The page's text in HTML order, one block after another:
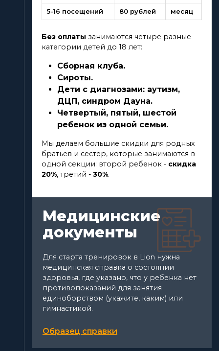
5-16 посещений 80 рублей месяц
Без оплаты занимаются четыре разные
категории детей до 18 лет:
Сборная клуба.
Сироты.
Дети с диагнозами: аутизм,
ДЦП, синдром Дауна.
Четвертый, пятый, шестой
ребенок из одной семьи.
Мы делаем большие скидки для родных
братьев и сестер, которые занимаются в
одной секции: второй ребенок - скидка
20%, третий - 30%.
Медицинские
документы
Для старта тренировок в Lion нужна
медицинская справка о состоянии
здоровья, где указано, что у ребенка нет
противопоказаний для занятия
единоборством (укажите, каким) или
гимнастикой.
Образец справки